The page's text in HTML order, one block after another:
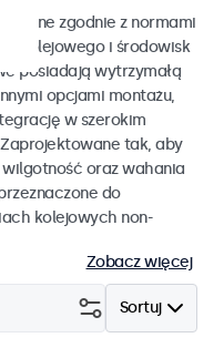
zgodnie z normami
kolejowego i środowisk
posiadają wytrzymałą
opcjami montażu,
w szerokim
tak, aby
oraz wahania
do
kolejowych non-
Zobacz więcej
Sortuj